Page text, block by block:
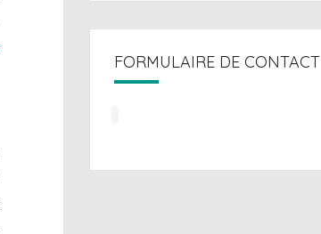
FORMULAIRE DE CONTACT